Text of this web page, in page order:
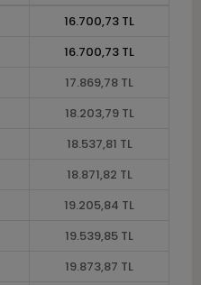
16.700,73 TL
16.700,73 TL
17.869,78 TL
18.203,79 TL
18.537,81 TL
18.871,82 TL
19.205,84 TL
19.539,85 TL
19.873,87 TL